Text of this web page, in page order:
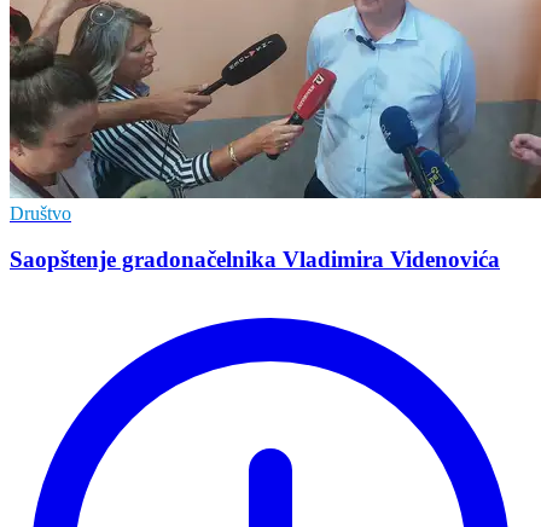
Društvo
Saopštenje gradonačelnika Vladimira Videnovića